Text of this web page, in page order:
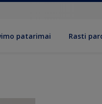
patarimai Rasti